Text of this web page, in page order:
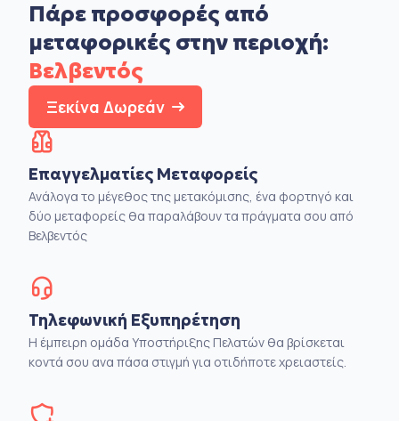
Πάρε προσφορές από
μεταφορικές στην περιοχή:
Βελβεντός
Ξεκίνα Δωρεάν
Επαγγελματίες Μεταφορείς
Ανάλογα το μέγεθος της μετακόμισης, ένα φορτηγό και
δύο μεταφορείς θα παραλάβουν τα πράγματα σου από
Βελβεντός
Τηλεφωνική Εξυπηρέτηση
Η έμπειρη ομάδα Υποστήριξης Πελατών θα βρίσκεται
κοντά σου ανα πάσα στιγμή για οτιδήποτε χρειαστείς.